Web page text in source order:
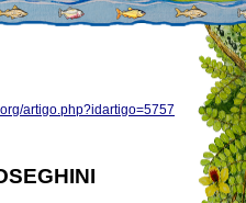
artigo.php?idartigo=5757